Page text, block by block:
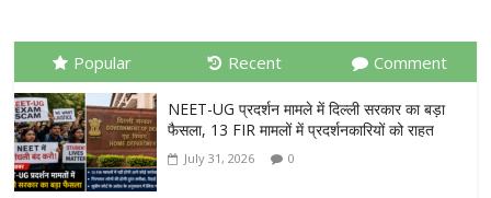
Popular Recent Comment
NEET-UG प्रदर्शन मामले में दिल्ली सरकार का बड़ा
फैसला, 13 FIR मामलों में प्रदर्शनकारियों को राहत
July 31, 2026 0